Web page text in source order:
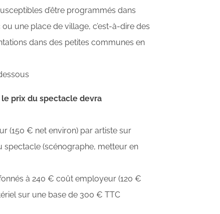
d’être programmés dans
une place de village, c’est-à-dire des
dans des petites communes en
prix du spectacle devra
(150 € net environ) par artiste sur
spectacle (scénographe, metteur en
à 240 € coût employeur (120 €
sur une base de 300 € TTC